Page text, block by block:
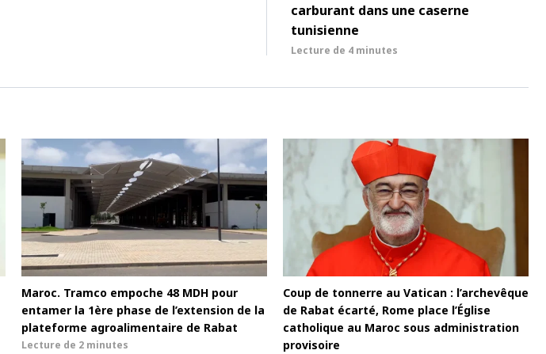
carburant dans une caserne
tunisienne
Lecture de 4 minutes
Maroc. Tramco empoche 48 MDH pour
entamer la 1ère phase de l’extension de la
plateforme agroalimentaire de Rabat
Lecture de 2 minutes
Coup de tonnerre au Vatican : l’archevêque
de Rabat écarté, Rome place l’Église
catholique au Maroc sous administration
provisoire